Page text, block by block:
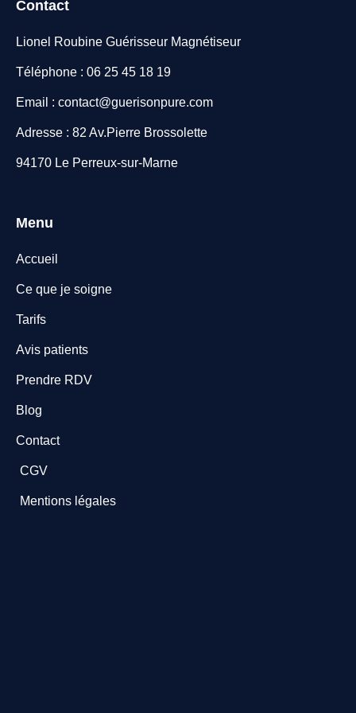
Contact
Lionel Roubine Guérisseur Magnétiseur
Téléphone : 06 25 45 18 19
Email : contact@guerisonpure.com
Adresse : 82 Av.Pierre Brossolette
94170 Le Perreux-sur-Marne
Menu
Accueil
Ce que je soigne
Tarifs
Avis patients
Prendre RDV
Blog
Contact
CGV
Mentions légales